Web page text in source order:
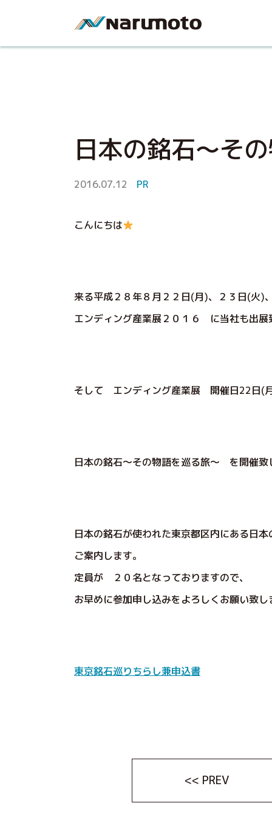
日本の銘石～そ
2016.07.12 PR
こんにちは
来る平成２８年８月２２日(月)、２３日(火)
エンディング産業展２０１６ に当社も出展
そして エンディング産業展 開催日22日(
日本の銘石～その物語を巡る旅～ を開催致
日本の銘石が使われた東京都区内にある日
ご案内します。
定員が ２０名となっておりますので、
お早めに参加申し込みをよろしくお願い致し
東京銘石巡りちらし兼申込書
<< PREV